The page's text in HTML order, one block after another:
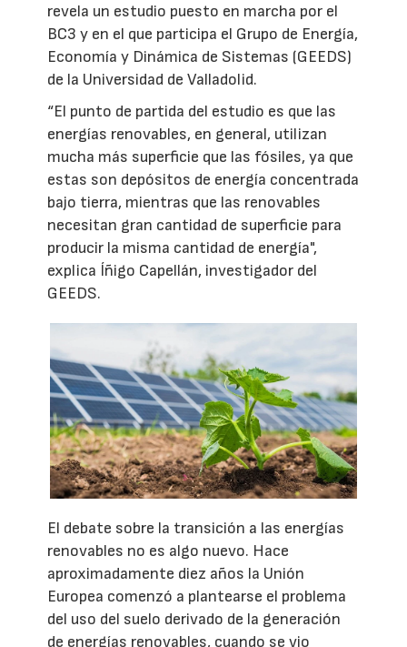
revela un estudio puesto en marcha por el
BC3 y en el que participa el Grupo de Energía,
Economía y Dinámica de Sistemas (GEEDS)
de la Universidad de Valladolid.
“El punto de partida del estudio es que las
energías renovables, en general, utilizan
mucha más superficie que las fósiles, ya que
estas son depósitos de energía concentrada
bajo tierra, mientras que las renovables
necesitan gran cantidad de superficie para
producir la misma cantidad de energía",
explica Íñigo Capellán, investigador del
GEEDS.
El debate sobre la transición a las energías
renovables no es algo nuevo. Hace
aproximadamente diez años la Unión
Europea comenzó a plantearse el problema
del uso del suelo derivado de la generación
de energías renovables, cuando se vio